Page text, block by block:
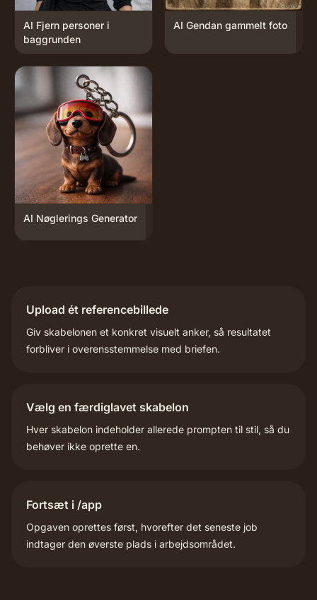
AI Fjern personer i
baggrunden
AI Gendan gammelt foto
AI Nøglerings Generator
Upload ét referencebillede
Giv skabelonen et konkret visuelt anker, så resultatet
forbliver i overensstemmelse med briefen.
Vælg en færdiglavet skabelon
Hver skabelon indeholder allerede prompten til stil, så du
behøver ikke oprette en.
Fortsæt i /app
Opgaven oprettes først, hvorefter det seneste job
indtager den øverste plads i arbejdsområdet.